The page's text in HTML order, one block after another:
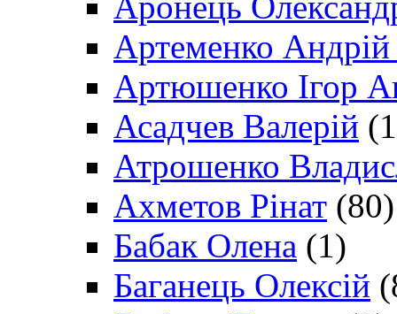
Артеменко Андрій
Артюшенко Ігор
Асадчев Валерій
Атрошенко
Ахметов Рінат (80)
Бабак Олена (1)
Баганець Олексій